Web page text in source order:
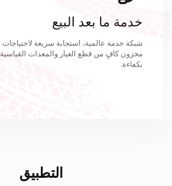
خدمة ما بعد البيع
شبكة خدمة عالمية، استجابة سريعة لاحتياجات
مخزون كافٍ من قطع الغيار والمعدات القياسية
بكفاءة.
التطبيق